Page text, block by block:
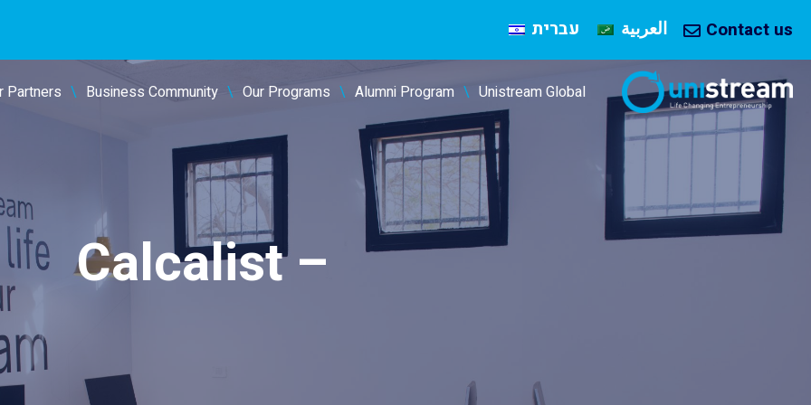
עברית العربية Contact us
Partners Business Community Our Programs Alumni Program
Unistream Global
Calcalist –